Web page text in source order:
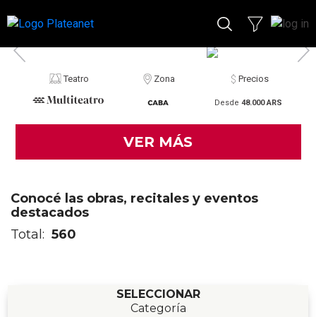
Teatro Zona Precios
Desde 48.000 ARS
VER MÁS
Conocé las obras, recitales y eventos
destacados
Total: 560
SELECCIONAR
Categoría